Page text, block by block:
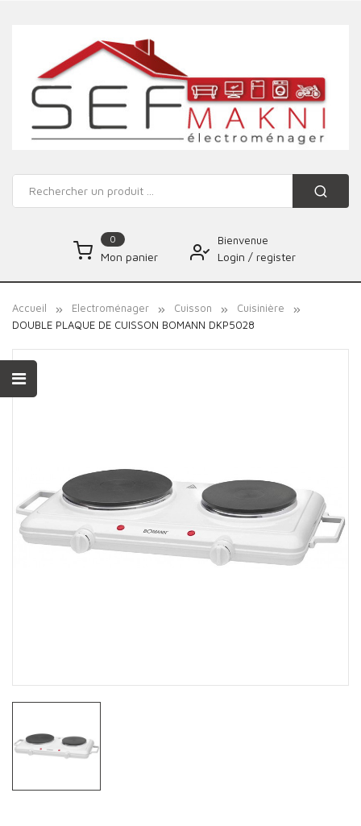
0
Mon panier
Bienvenue
Login / register
Accueil Electroménager Cuisson
Cuisinière
DOUBLE PLAQUE DE CUISSON BOMANN DKP5028